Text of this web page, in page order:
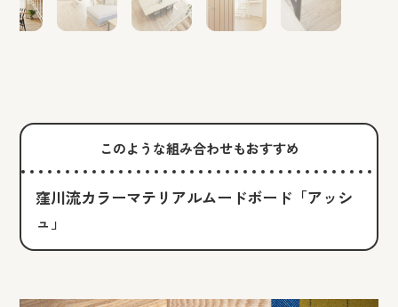
このような組み合わせもおすすめ
窪川流カラーマテリアルムードボード「アッシ
ュ」